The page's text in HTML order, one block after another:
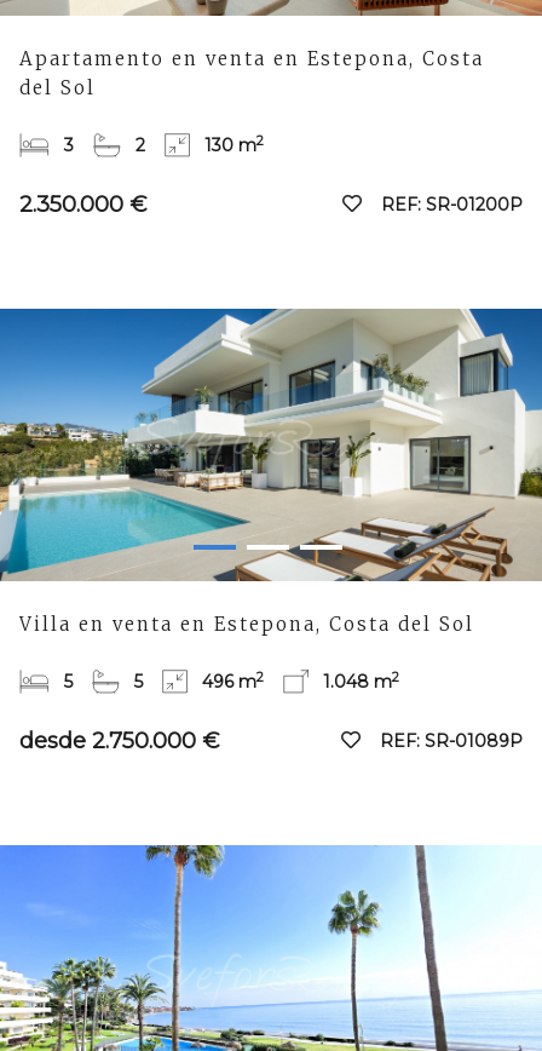
Apartamento en venta en Estepona, Costa
del Sol
3 2 130 m2
2.350.000 € REF: SR-01200P
Villa en venta en Estepona, Costa del Sol
5 5 496 m2 1.048 m2
desde 2.750.000 € REF: SR-01089P